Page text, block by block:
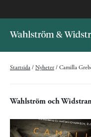
Startsida / Nyheter / Camilla
Wahlström och